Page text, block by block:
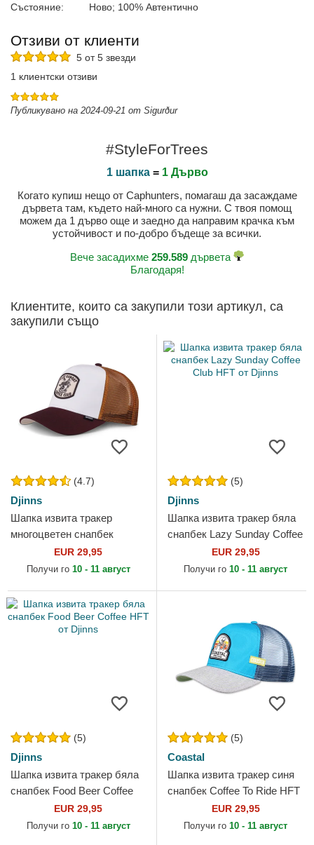
Състояние:
Ново; 100% Автентично
Отзиви от клиенти
5 от 5 звезди
1 клиентски отзиви
Публикувано на 2024-09-21 от Sigurður
#StyleForTrees
1 шапка= 1 Дърво
Когато купиш нещо от Caphunters, помагаш да засаждаме
дървета там, където най-много са нужни. С твоя помощ
можем да 1 дърво още и заедно да направим крачка към
устойчивост и по-добро бъдеще за всички.
Вече засадихме 259.589 дървета
Благодаря!
Клиентите, които са закупили този артикул, са
закупили също
(4.7)
Djinns
Шапка извита тракер
многоцветен снапбек
Coffee Club HFT от Djinns
EUR 29,95
Получи го 10 - 11 август
(5)
Djinns
Шапка извита тракер бяла
снапбек Lazy Sunday Coffee
Club HFT от Djinns
EUR 29,95
Получи го 10 - 11 август
(5)
Djinns
Шапка извита тракер бяла
снапбек Food Beer Coffee
HFT от DjinnsEUR 29,95
Получи го 10 - 11 август
(5)
Coastal
Шапка извита тракер синя
снапбек Coffee To Ride HFT
от CoastalEUR 29,95
Получи го 10 - 11 август